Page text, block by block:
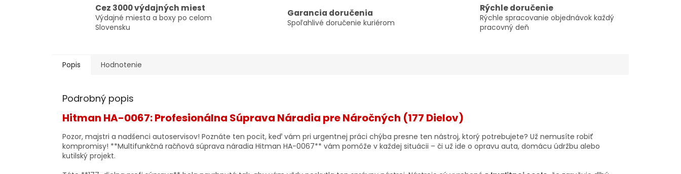
Cez 3000 výdajných miest
Výdajné miesta a boxy po celom
Slovensku
Garancia doručenia
Spoľahlivé doručenie kuriérom
Rýchle doručenie
Rýchle spracovanie objednávok každý
pracovný deň
Popis Hodnotenie
Podrobný popis
Hitman HA-0067: Profesionálna Súprava Náradia pre Náročných (177 Dielov)
Pozor, majstri a nadšenci autoservisov! Poznáte ten pocit, keď vám pri urgentnej práci chýba presne ten nástroj, ktorý potrebujete? Už nemusíte robiť
kompromisy! **Multifunkčná račňová súprava náradia Hitman HA-0067** vám pomôže v každej situácii – či už ide o opravu auta, domácu údržbu alebo
kutilský projekt.